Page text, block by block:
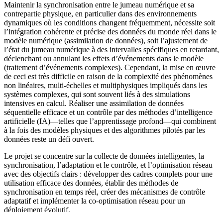
Maintenir la synchronisation entre le jumeau numérique et sa
contrepartie physique, en particulier dans des environnements
dynamiques où les conditions changent fréquemment, nécessite soit
l’intégration cohérente et précise des données du monde réel dans le
modèle numérique (assimilation de données), soit l’ajustement de
l’état du jumeau numérique à des intervalles spécifiques en retardant,
déclenchant ou annulant les effets d’événements dans le modèle
(traitement d’événements complexes). Cependant, la mise en œuvre
de ceci est très difficile en raison de la complexité des phénomènes
non linéaires, multi-échelles et multiphysiques impliqués dans les
systèmes complexes, qui sont souvent liés à des simulations
intensives en calcul. Réaliser une assimilation de données
séquentielle efficace et un contrôle par des méthodes d’intelligence
artificielle (IA)—telles que l’apprentissage profond—qui combinent
à la fois des modèles physiques et des algorithmes pilotés par les
données reste un défi ouvert.
Le projet se concentre sur la collecte de données intelligentes, la
synchronisation, l’adaptation et le contrôle, et l’optimisation réseau
avec des objectifs clairs : développer des cadres complets pour une
utilisation efficace des données, établir des méthodes de
synchronisation en temps réel, créer des mécanismes de contrôle
adaptatif et implémenter la co-optimisation réseau pour un
déploiement évolutif.